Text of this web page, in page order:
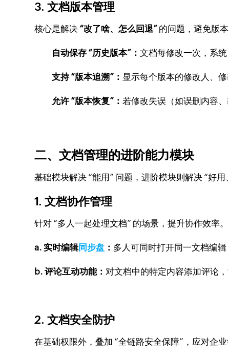
3. 文档版本管理
核心是解决 “改了啥、怎么回退” 的问题，避免版本
自动保存 “历史版本”：文档每修改一次，系
支持 “版本追溯”： 显示每个版本的修改人、
允许 “版本恢复”：若修改失误（如误删内容
二、文档管理的进阶能力模块
基础模块解决 “能用” 问题，进阶模块则解决 “好
1. 文档协作管理
针对 “多人一起处理文档” 的场景，提升协作效率。
a. 实时编辑同步盘 ： 多人可同时打开同一文档编
b. 评论互动功能：对文档中的特定内容添加评论
2. 文档安全防护
在基础权限外，叠加 “全链路安全保障”，应对企业